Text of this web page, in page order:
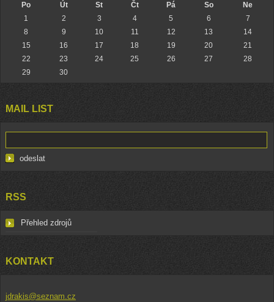
Po
Út St Čt Pá So
Ne
1
2 3 4 5 6
7
8
9 10 11 12 13
14
15
16 17 18 19 20
21
22
23 24 25 26 27
28
29
30
MAIL LIST
RSS
Přehled zdrojů
KONTAKT
jdrakis@seznam.cz